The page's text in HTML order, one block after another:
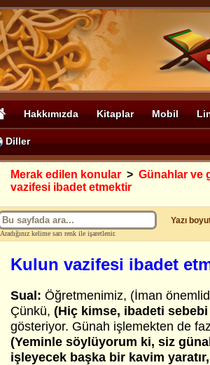
Hakkımızda Kitaplar Mobil
Diller
Merak edilen konular > Günahlar ve
vazifesi ibadet etmektir
Aradığınız kelime sarı renk ile işaretlenir.
Yazı
Kulun vazifesi ibadet
Sual: Öğretmenimiz, (İman
Çünkü, (Hiç kimse, ibadeti
gösteriyor. Günah işlemekten de
(Yeminle söylüyorum ki, siz
işleyecek başka bir kavim